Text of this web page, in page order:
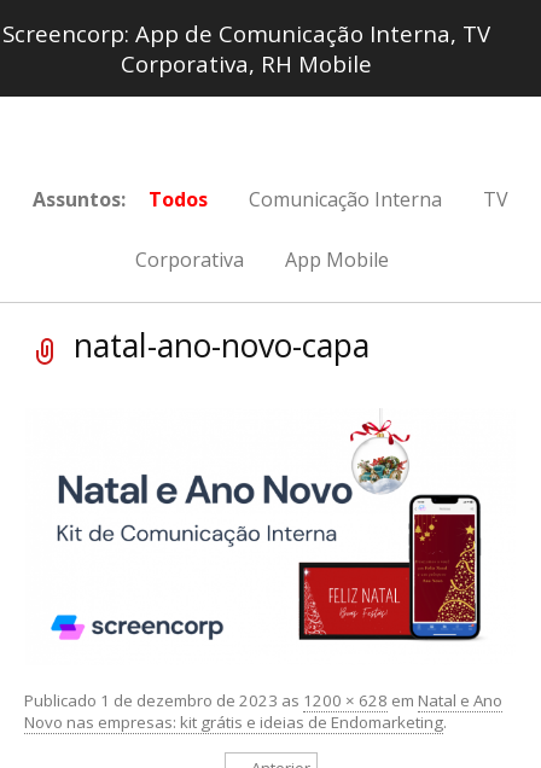
Screencorp: App de Comunicação Interna, TV
Corporativa, RH Mobile
Assuntos: Todos Comunicação Interna TV
Corporativa App Mobile
natal-ano-novo-capa
Publicado 1 de dezembro de 2023 as 1200 × 628 em Natal e Ano
Novo nas empresas: kit grátis e ideias de Endomarketing.